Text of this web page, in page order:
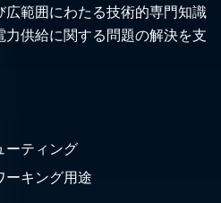
広範囲にわたる技術的専門知識
供給に関する問題の解決を支
ーティング
ーキング用途